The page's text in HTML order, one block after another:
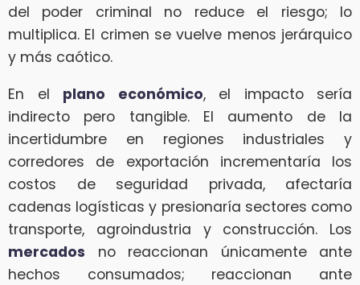
del poder criminal no reduce el riesgo; lo
multiplica. El crimen se vuelve menos jerárquico
y más caótico.
En el plano económico, el impacto sería
indirecto pero tangible. El aumento de la
incertidumbre en regiones industriales y
corredores de exportación incrementaría los
costos de seguridad privada, afectaría
cadenas logísticas y presionaría sectores como
transporte, agroindustria y construcción. Los
mercados no reaccionan únicamente ante
hechos consumados; reaccionan ante